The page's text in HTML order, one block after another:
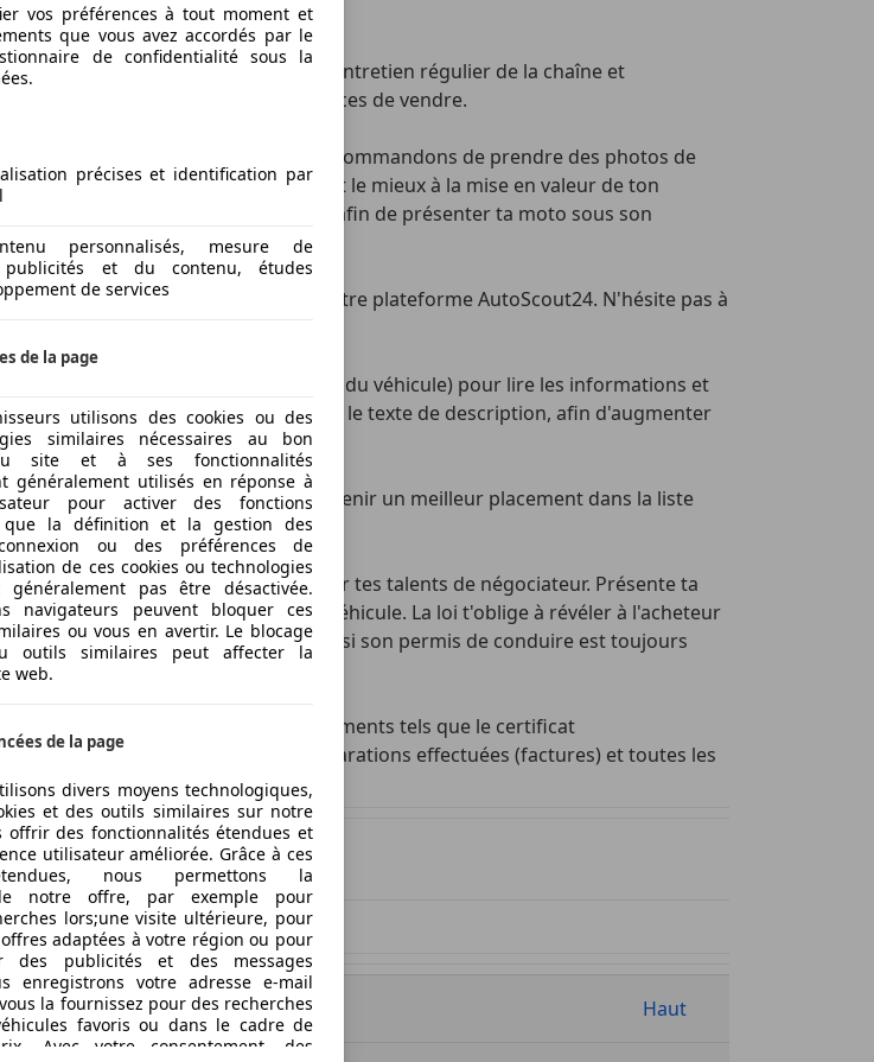
un nettoyage en profondeur, un entretien régulier de la chaîne et
soignée augmente tes chances de vendre.
être prise en photo. Nous te recommandons de prendre des photos de
paysage (horizontal) qui convient le mieux à la mise en valeur de ton
une résolution d'image maximale afin de présenter ta moto sous son
des modèles similaire sur notre plateforme AutoScout24. N'hésite pas à
I (document d'immatriculation du véhicule) pour lire les informations et
optionnelles de la moto, telles que le texte de description, afin d'augmenter
premium. Cela te permet d’obtenir un meilleur placement dans la liste
un rendez-vous et fais parler tes talents de négociateur. Présente ta
accidents qu'aurait subi le véhicule. La loi t'oblige à révéler à l'acheteur
carte d'identité valable et vérifie si son permis de conduire est toujours
à la vente. Fournis tous les documents tels que le certificat
les documents attestant les réparations effectuées (factures) et toutes les
Haut
vos préférences à tout moment et
que vous avez accordés par le
de confidentialité sous la
précises et identification par
personnalisés, mesure de
publicités et du contenu, études
de services
de la page
utilisons des cookies ou des
similaires nécessaires au bon
site et à ses fonctionnalités
généralement utilisés en réponse à
pour activer des fonctions
que la définition et la gestion des
ou des préférences de
de ces cookies ou technologies
pas être désactivée.
navigateurs peuvent bloquer ces
ou vous en avertir. Le blocage
outils similaires peut affecter la
web.
de la page
divers moyens technologiques,
et des outils similaires sur notre
offrir des fonctionnalités étendues et
utilisateur améliorée. Grâce à ces
nous permettons la
notre offre, par exemple pour
lors;une visite ultérieure, pour
adaptées à votre région ou pour
des publicités et des messages
enregistrons votre adresse e-mail
la fournissez pour des recherches
favoris ou dans le cadre de
Avec votre consentement, des